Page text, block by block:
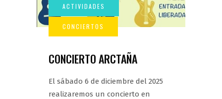
CONCIERTO ARCTAÑA
El sábado 6 de diciembre del 2025
realizaremos un concierto en